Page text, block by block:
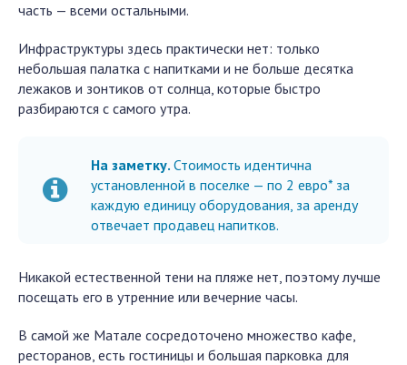
часть — всеми остальными.
Инфраструктуры здесь практически нет: только
небольшая палатка с напитками и не больше десятка
лежаков и зонтиков от солнца, которые быстро
разбираются с самого утра.
На заметку. Стоимость идентична
установленной в поселке — по 2 евро* за
каждую единицу оборудования, за аренду
отвечает продавец напитков.
Никакой естественной тени на пляже нет, поэтому лучше
посещать его в утренние или вечерние часы.
В самой же Матале сосредоточено множество кафе,
ресторанов, есть гостиницы и большая парковка для